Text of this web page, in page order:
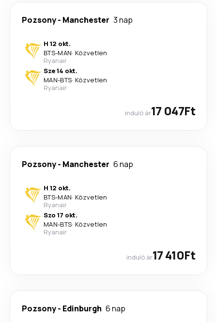
Pozsony- Manchester 3 nap
H 12 okt.
BTS-MAN· Közvetlen
Ryanair
Sze 14 okt.
MAN-BTS· Közvetlen
Ryanair
induló ár17 047Ft
Pozsony- Manchester 6 nap
H 12 okt.
BTS-MAN· Közvetlen
Ryanair
Szo 17 okt.
MAN-BTS· Közvetlen
Ryanair
induló ár17 410Ft
Pozsony- Edinburgh 6 nap